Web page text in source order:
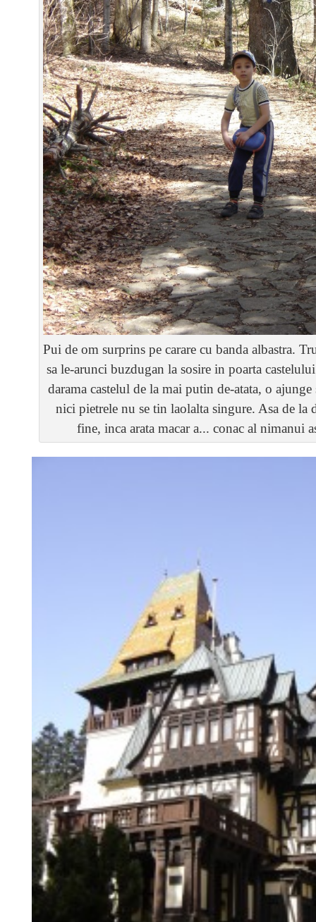
Pui de om surprins pe carare cu banda albastra.
sa le-arunci buzdugan la sosire in poarta
darama castelul de la mai putin de-atata, o
nici pietrele nu se tin laolalta singure. Asa de la
fine, inca arata macar a... conac al nimanui